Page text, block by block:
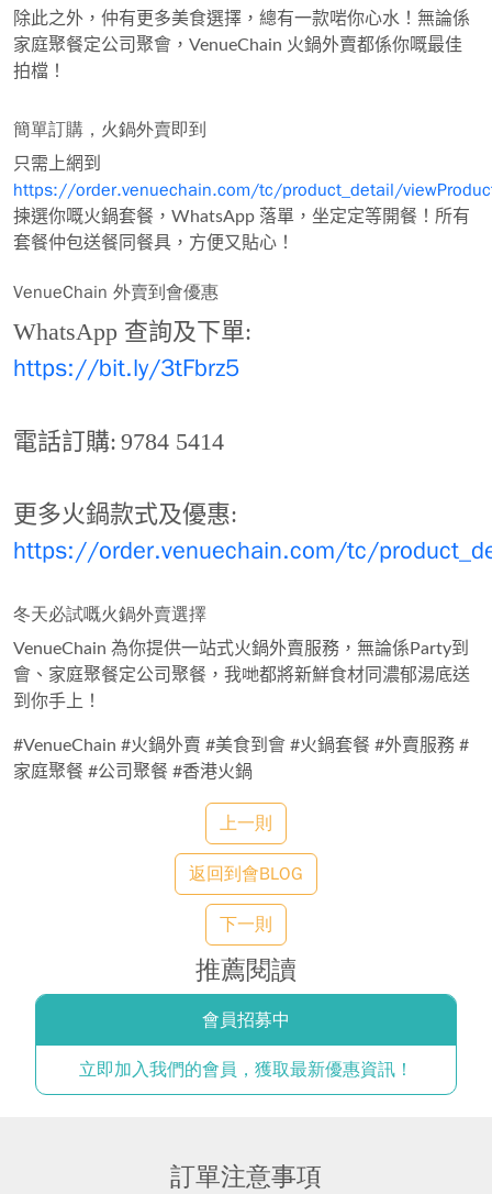
除此之外，仲有更多美食選擇，總有一款啱你心水！無論係
家庭聚餐定公司聚會，VenueChain 火鍋外賣都係你嘅最佳
拍檔！
簡單訂購，火鍋外賣即到
只需上網到
https://order.venuechain.com/tc/product_detail/
揀選你嘅火鍋套餐，WhatsApp 落單，坐定定等開餐！所有
套餐仲包送餐同餐具，方便又貼心！
VenueChain 外賣到會優惠
WhatsApp 查詢及下單:
https://bit.ly/3tFbrz5
電話訂購: 9784 5414
更多火鍋款式及優惠:
https://order.venuechain.com/tc/
冬天必試嘅火鍋外賣選擇
VenueChain 為你提供一站式火鍋外賣服務，無論係Party到
會、家庭聚餐定公司聚餐，我哋都將新鮮食材同濃郁湯底送
到你手上！
#VenueChain #火鍋外賣 #美食到會 #火鍋套餐 #外賣服務 #
家庭聚餐 #公司聚餐 #香港火鍋
上一則
返回到會BLOG
下一則
推薦閱讀
會員招募中
立即加入我們的會員，獲取最新優惠資訊！
訂單注意事項